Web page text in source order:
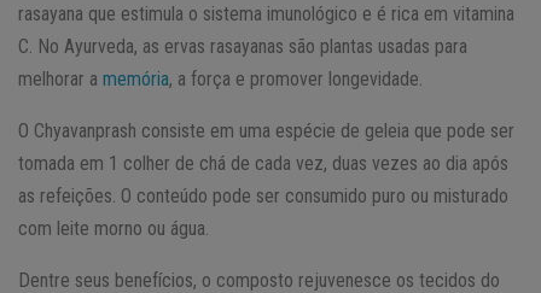
rasayana que estimula o sistema imunológico e é rica em vitamina
C. No Ayurveda, as ervas rasayanas são plantas usadas para
melhorar a memória, a força e promover longevidade.
O Chyavanprash consiste em uma espécie de geleia que pode ser
tomada em 1 colher de chá de cada vez, duas vezes ao dia após
as refeições. O conteúdo pode ser consumido puro ou misturado
com leite morno ou água.
Dentre seus benefícios, o composto rejuvenesce os tecidos do